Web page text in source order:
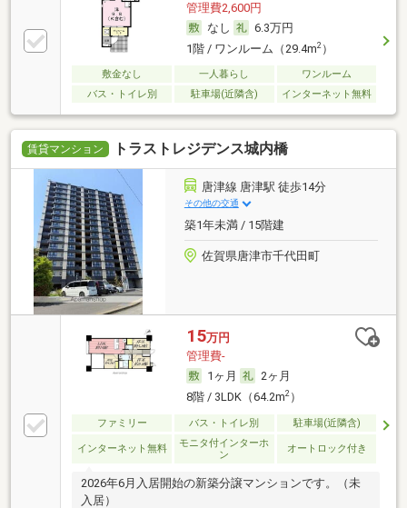
管理費2,600円
なし
6.3万円
1階 / ワンルーム（29.4m2）
敷金なし 一人暮らし
ワンルーム
バス・トイレ別
駐車場(近隣含) インターネット無料
賃貸マンション トラストレジデンス城内橋
唐津線 唐津駅 徒歩14分
その他の交通
築1年未満 / 15階建
佐賀県唐津市千代田町
15万円
管理費-
1ヶ月
2ヶ月
8階 / 3LDK（64.2m2）
ファミリー バス・トイレ別 駐車場(近隣含)
インターネット無料
モニタ付インターホ
ン
オートロック付き
2026年6月入居開始の新築分譲マンションです。（未
入居）